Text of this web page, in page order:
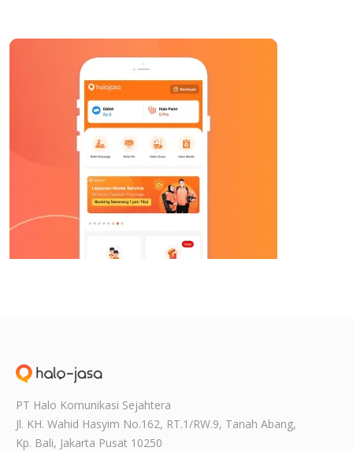
PT Halo Komunikasi Sejahtera
Jl. KH. Wahid Hasyim No.162, RT.1/RW.9, Tanah Abang,
Kp. Bali, Jakarta Pusat 10250